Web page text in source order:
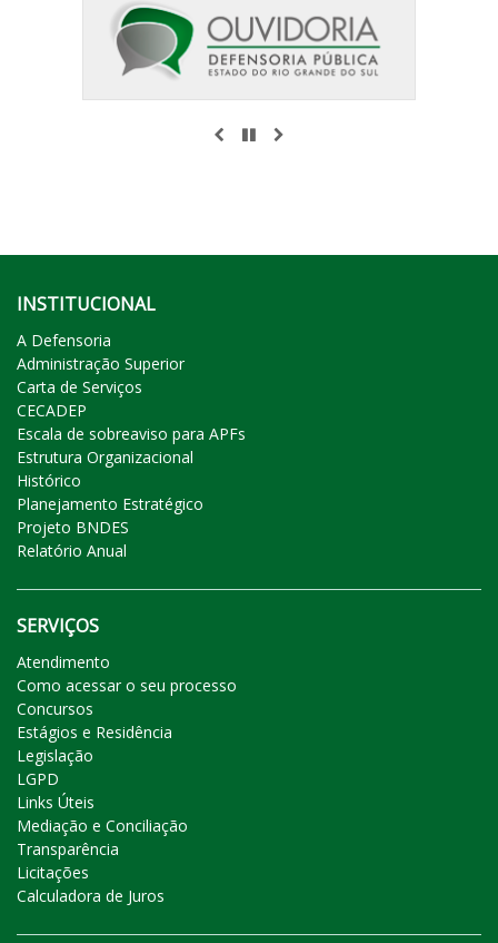
ANTERIOR
PAUSAR
INSTITUCIONAL
A Defensoria
Administração Superior
Carta de Serviços
CECADEP
Escala de sobreaviso para APFs
Estrutura Organizacional
Histórico
Planejamento Estratégico
Projeto BNDES
Relatório Anual
SERVIÇOS
Atendimento
Como acessar o seu processo
Concursos
Estágios e Residência
Legislação
LGPD
Links Úteis
Mediação e Conciliação
Transparência
Licitações
Calculadora de Juros